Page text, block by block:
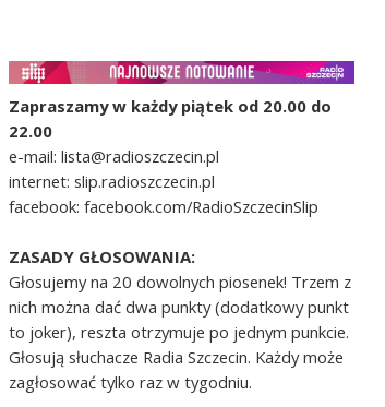
Zapraszamy w każdy piątek od 20.00 do
22.00
e-mail: lista@radioszczecin.pl
internet: slip.radioszczecin.pl
facebook: facebook.com/RadioSzczecinSlip
ZASADY GŁOSOWANIA:
Głosujemy na 20 dowolnych piosenek! Trzem z
nich można dać dwa punkty (dodatkowy punkt
to joker), reszta otrzymuje po jednym punkcie.
Głosują słuchacze Radia Szczecin. Każdy może
zagłosować tylko raz w tygodniu.